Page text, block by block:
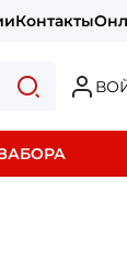
Контакты